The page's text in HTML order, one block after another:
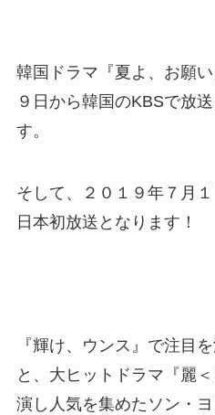
韓国ドラマ『夏よ、お願
９日から韓国のKBSで放
す。
そして、２０１９年７月
日本初放送となります！
『輝け、ウンス』で注目
と、大ヒットドラマ『麗
演し人気を集めたソン・ヨ